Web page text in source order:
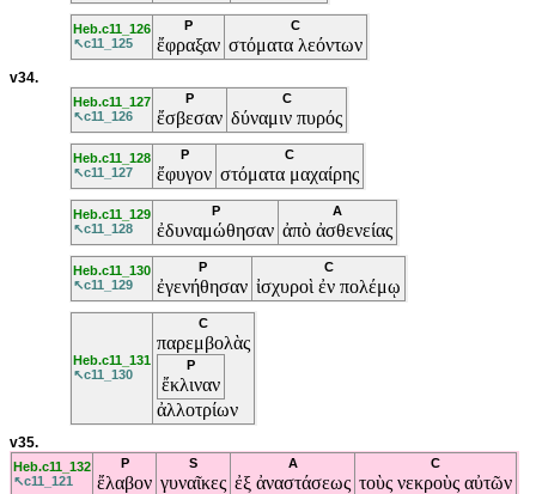
Heb.c11_126
↖c11_125
P
ἔφραξαν
C
στόματα λεόντων
v34.
Heb.c11_127
↖c11_126
P
ἔσβεσαν
C
δύναμιν πυρός
Heb.c11_128
↖c11_127
P
ἔφυγον
C
στόματα μαχαίρης
Heb.c11_129
↖c11_128
P
ἐδυναμώθησαν
A
ἀπὸ ἀσθενείας
Heb.c11_130
↖c11_129
P
ἐγενήθησαν
C
ἰσχυροὶ ἐν πολέμῳ
Heb.c11_131
↖c11_130
C
παρεμβολὰς
P
ἔκλιναν
ἀλλοτρίων
v35.
Heb.c11_132
↖c11_121
P
ἔλαβον
S
γυναῖκες
A
ἐξ ἀναστάσεως
C
τοὺς νεκροὺς αὐτῶν